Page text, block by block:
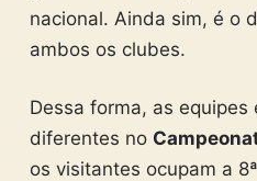
nacional. Ainda sim, é o
ambos os clubes.
Dessa forma, as
diferentes no
os visitantes ocupam a